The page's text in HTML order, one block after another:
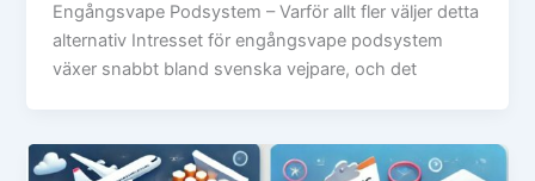
Engångsvape Podsystem – Varför allt fler väljer detta
alternativ Intresset för engångsvape podsystem
växer snabbt bland svenska vejpare, och det